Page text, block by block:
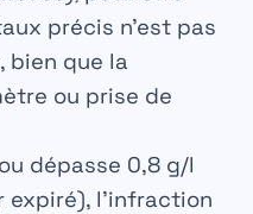
précis n’est pas
bien que la
ou prise de
dépasse 0,8 g/l
expiré), l’infraction